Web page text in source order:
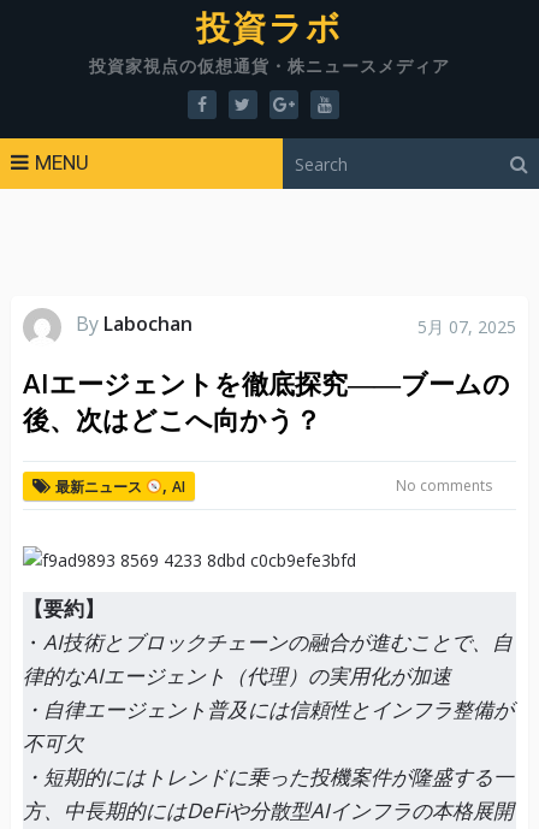
投資ラボ
投資家視点の仮想通貨・株ニュースメディア
MENU
By Labochan 5月 07, 2025
AIエージェントを徹底探究――ブームの
後、次はどこへ向かう？
最新ニュース , AI No comments
【要約】
・ AI技術とブロックチェーンの融合が進むことで、自
律的なAIエージェント（代理）の実用化が加速
・自律エージェント普及には信頼性とインフラ整備が
不可欠
・短期的にはトレンドに乗った投機案件が隆盛する一
方、中長期的にはDeFiや分散型AIインフラの本格展開